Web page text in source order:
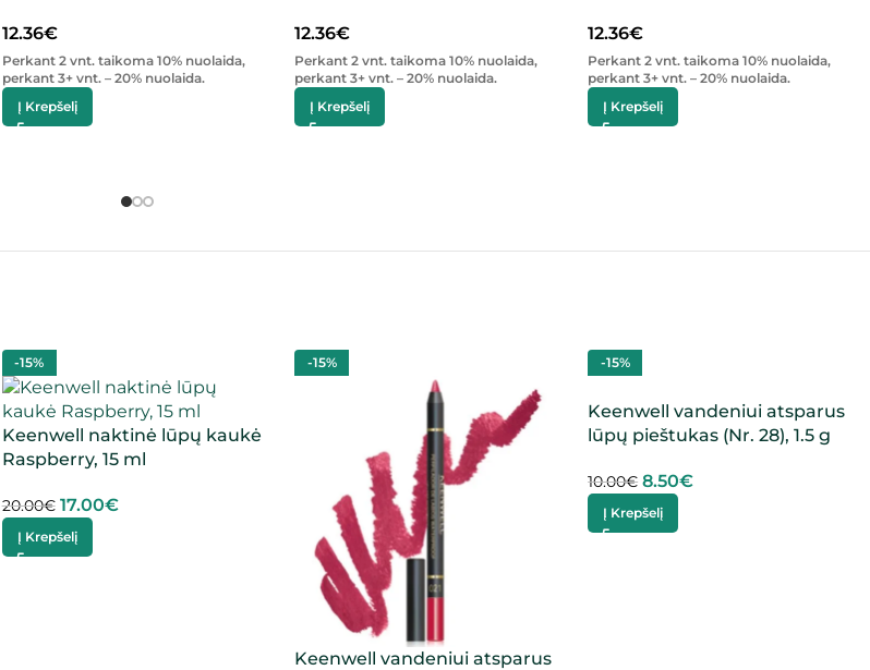
12.36€
Perkant 2 vnt. taikoma 10% nuolaida,
perkant 3+ vnt. – 20% nuolaida.
Į Krepšelį
12.36€
Perkant 2 vnt. taikoma 10% nuolaida,
perkant 3+ vnt. – 20% nuolaida.
Į Krepšelį
12.36€
Perkant 2 vnt. taikoma 10% nuolaida,
perkant 3+ vnt. – 20% nuolaida.
Į Krepšelį
-15%
Keenwell naktinė lūpų kaukė
Raspberry, 15 ml
20.00€ 17.00€
Į Krepšelį
-15%
Keenwell vandeniui atsparus
-15%
Keenwell vandeniui atsparus
lūpų pieštukas (Nr. 28), 1.5 g
10.00€ 8.50€
Į Krepšelį